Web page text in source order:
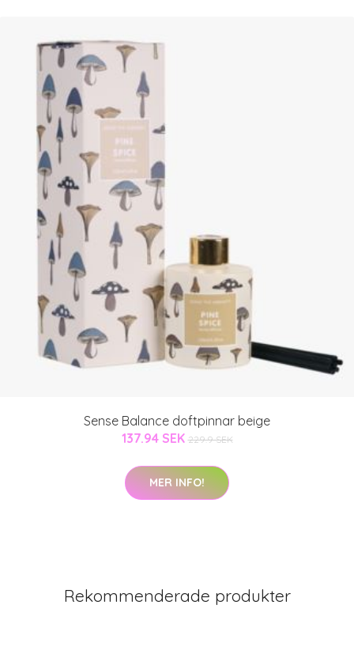
Sense Balance doftpinnar beige
137.94 SEK 229.9 SEK
MER INFO!
Rekommenderade produkter